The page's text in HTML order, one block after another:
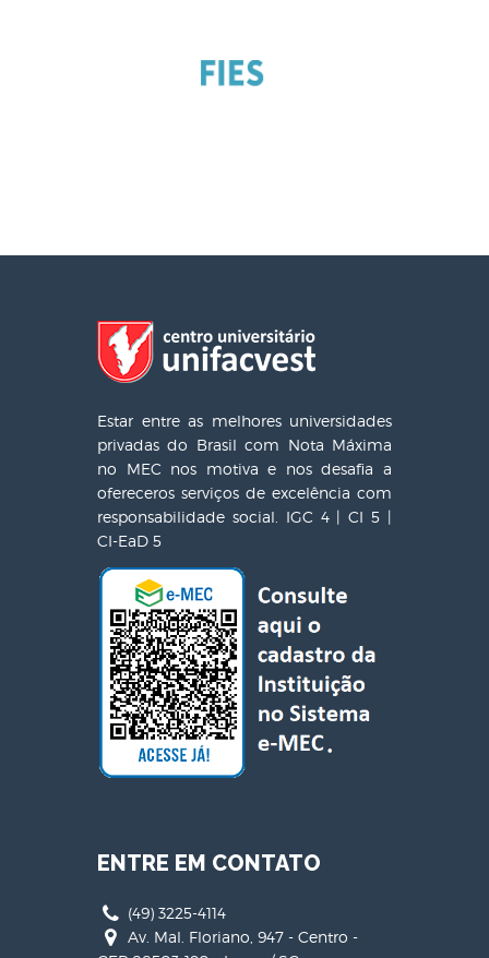
Estar entre as melhores universidades
privadas do Brasil com Nota Máxima
no MEC nos motiva e nos desafia a
ofereceros serviços de excelência com
responsabilidade social. IGC 4 | CI 5 |
CI-EaD 5
ENTRE EM CONTATO
(49) 3225-4114
Av. Mal. Floriano, 947 - Centro -